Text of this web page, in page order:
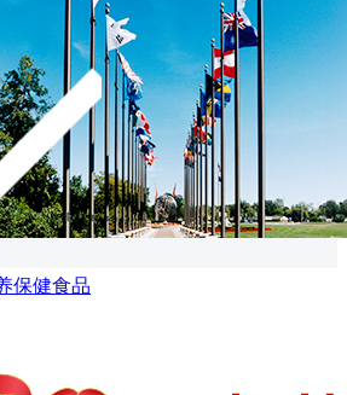
保健食品